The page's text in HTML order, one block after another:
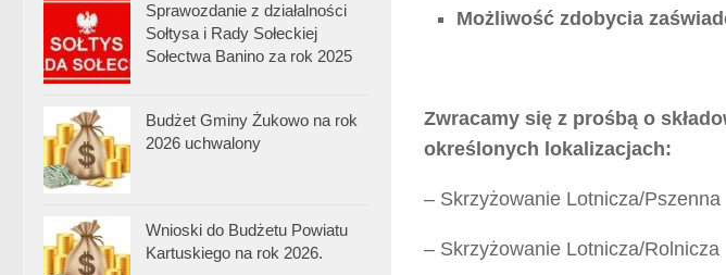
Możliwość zdobycia
Zwracamy się z prośbą o
określonych lokalizacjach:
– Skrzyżowanie Lotnicza/Pszenna
– Skrzyżowanie Lotnicza/Rolnicza
Sprawozdanie z działalności
Sołtysa i Rady Sołeckiej
Sołectwa Banino za rok 2025
Budżet Gminy Żukowo na rok
2026 uchwalony
Wnioski do Budżetu Powiatu
Kartuskiego na rok 2026.